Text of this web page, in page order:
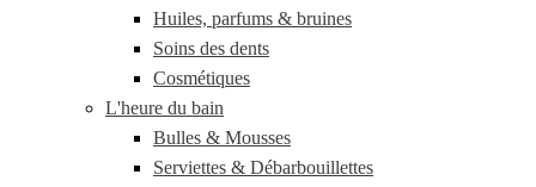
Huiles, parfums & bruines
Soins des dents
Cosmétiques
L'heure du bain
Bulles & Mousses
Serviettes & Débarbouillettes